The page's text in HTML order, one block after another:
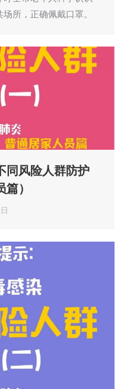
所，正确佩戴口罩。
同风险人群防护
）